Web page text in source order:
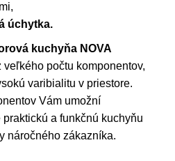
úchytka.
kuchyňa NOVA
veľkého počtu komponentov,
varibialitu v priestore.
Vám umožní
a funkčnú kuchyňu
náročného zákazníka.